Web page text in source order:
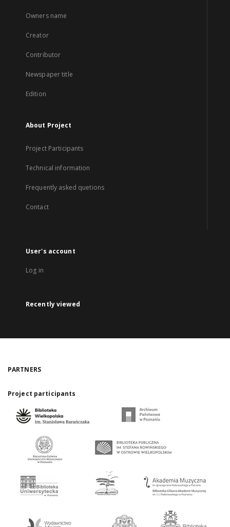
Owners name
Creator
Contributor
Newspaper title
Edition
About Project
Project Participants
Technical information
Frequently asked quetions
Contact
User's account
Log in
Recently viewed
PARTNERS
Project participants